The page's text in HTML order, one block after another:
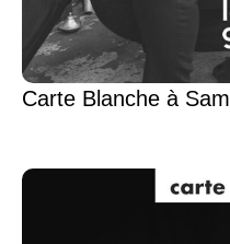
Carte Blanche à